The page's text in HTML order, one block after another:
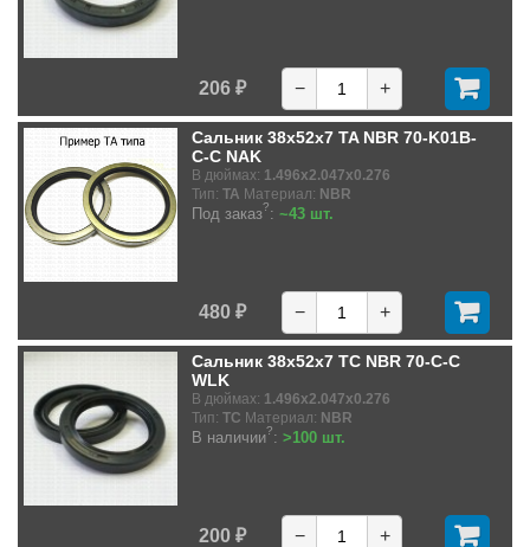
206 ₽ − +
Сальник 38x52x7 TA NBR 70-K01B-
C-C NAK
В дюймах: 1.496x2.047x0.276
Тип: TA Материал: NBR
Под заказ?: ~43 шт.
480 ₽ − +
Сальник 38x52x7 TC NBR 70-C-C
WLK
В дюймах: 1.496x2.047x0.276
Тип: TC Материал: NBR
В наличии?: >100 шт.
200 ₽ − +